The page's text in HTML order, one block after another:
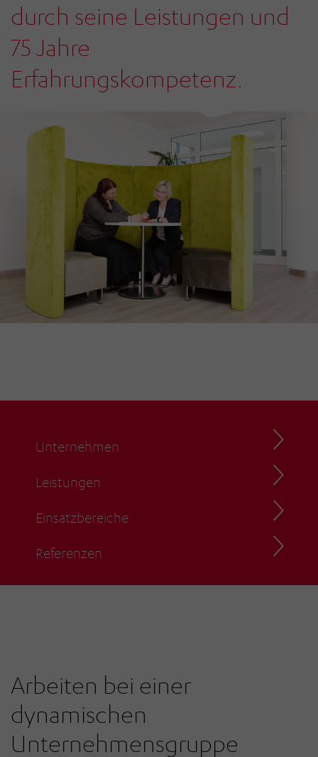
durch seine Leistungen und
75 Jahre
Erfahrungskompetenz.
Unternehmen
Leistungen
Einsatzbereiche
Referenzen
Arbeiten bei einer
dynamischen
Unternehmensgruppe